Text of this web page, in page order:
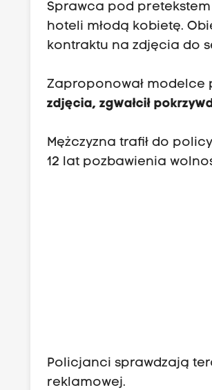
Sprawca pod
hoteli młodą kobietę.
kontraktu na zdjęcia do
Zaproponował
zdjęcia, zgwałcił
Mężczyzna trafił do
12 lat pozbawienia
Policjanci sprawdzają
reklamowej.